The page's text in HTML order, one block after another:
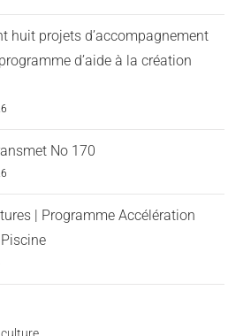
huit projets d’accompagnement
d’aide à la création
No 170
| Programme Accélération
culture